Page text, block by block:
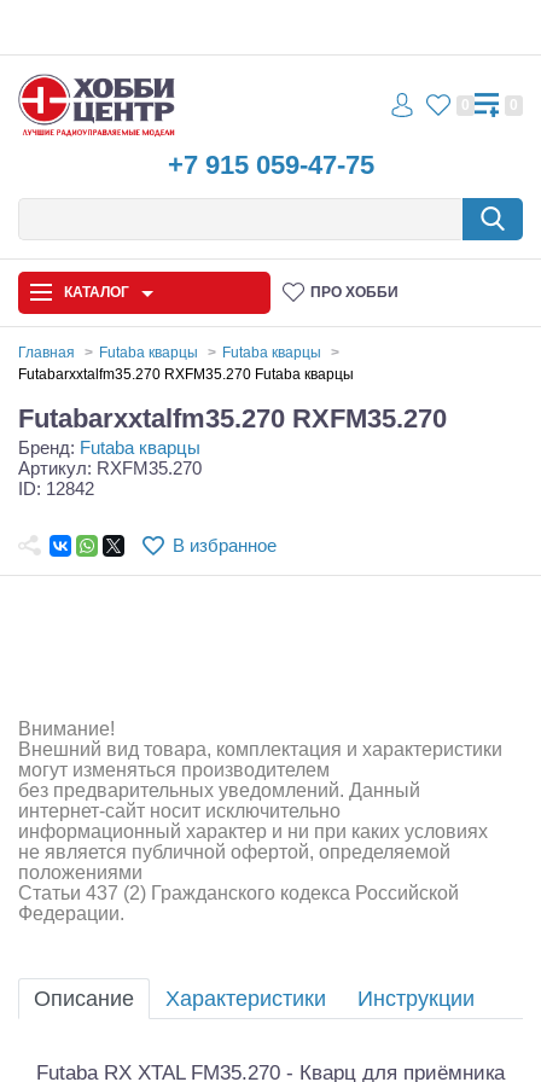
+7 915 059-47-75
0 0
КАТАЛОГ ПРО ХОББИ
Запчасти и аксессуары
Игрушки
Самолеты
Аппаратура и электроника
Аккумуляторы и батарейки
Зарядные устройства и блоки питания
Двигатели
Инструмент,измерительные приборы,расходники
Главная Futaba кварцы
Futaba кварцы
Futabarxxtalfm35.270 RXFM35.270 Futaba кварцы
Futabarxxtalfm35.270 RXFM35.270
Бренд: Futaba кварцы
Артикул: RXFM35.270
ID: 12842
В избранное
Внимание!
Внешний вид товара, комплектация и характеристики
могут изменяться производителем
без предварительных уведомлений. Данный
интернет-сайт носит исключительно
информационный характер и ни при каких условиях
не является публичной офертой, определяемой
положениями
Статьи 437 (2) Гражданского кодекса Российской
Федерации.
Описание Характеристики Инструкции
Futaba RX XTAL FM35.270 - Кварц для приёмника